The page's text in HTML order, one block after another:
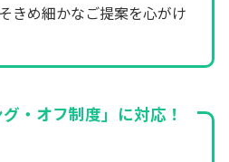
きめ細かなご提案を心がけ
グ・オフ制度」に対応！